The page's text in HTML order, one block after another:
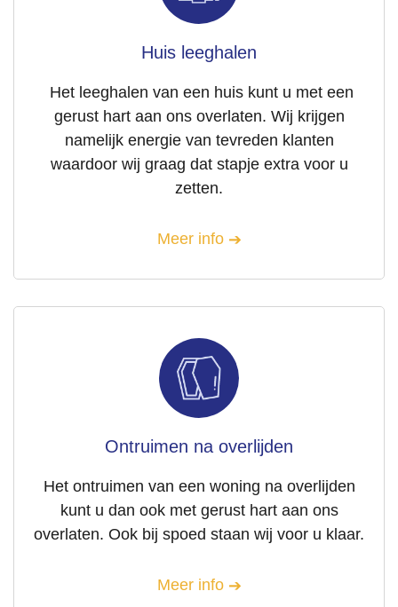
Huis leeghalen
Het leeghalen van een huis kunt u met een
gerust hart aan ons overlaten. Wij krijgen
namelijk energie van tevreden klanten
waardoor wij graag dat stapje extra voor u
zetten.
Meer info
Ontruimen na overlijden
Het ontruimen van een woning na overlijden
kunt u dan ook met gerust hart aan ons
overlaten. Ook bij spoed staan wij voor u klaar.
Meer info